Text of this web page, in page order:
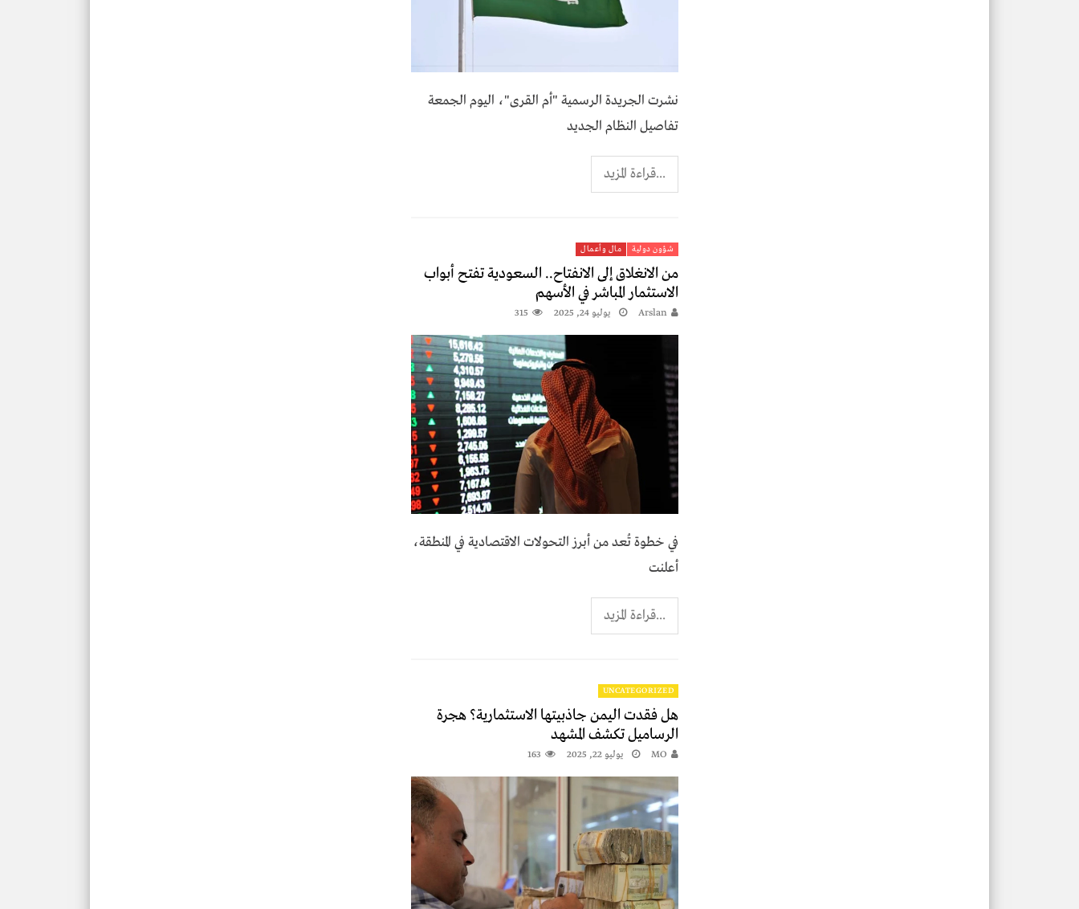
نشرت الجريدة الرسمية "أم القرى"، اليوم الجمعة
تفاصيل النظام الجديد
...قراءة المزيد
شؤون دولية مال وأعمال
من الانغلاق إلى الانفتاح.. السعودية تفتح أبواب
الاستثمار المباشر في الأسهم
Arslan يوليو 24, 2025 315
في خطوة تُعد من أبرز التحولات الاقتصادية في المنطقة،
أعلنت
...قراءة المزيد
UNCATEGORIZED
هل فقدت اليمن جاذبيتها الاستثمارية؟ هجرة
الرساميل تكشف المشهد
MO يوليو 22, 2025 163